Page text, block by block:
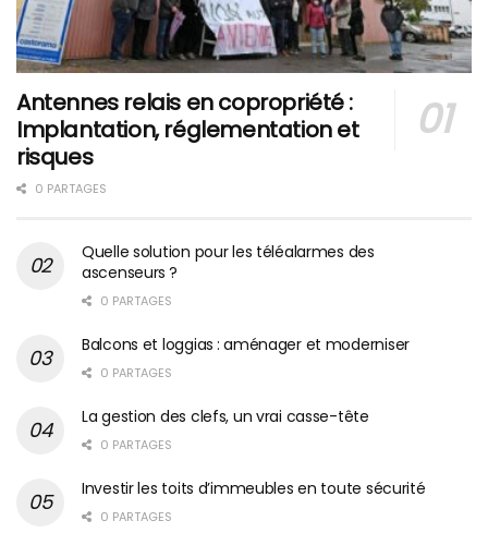
Antennes relais en copropriété :
Implantation, réglementation et
risques
0 PARTAGES
Quelle solution pour les téléalarmes des
ascenseurs ?
0 PARTAGES
Balcons et loggias : aménager et moderniser
0 PARTAGES
La gestion des clefs, un vrai casse-tête
0 PARTAGES
Investir les toits d’immeubles en toute sécurité
0 PARTAGES